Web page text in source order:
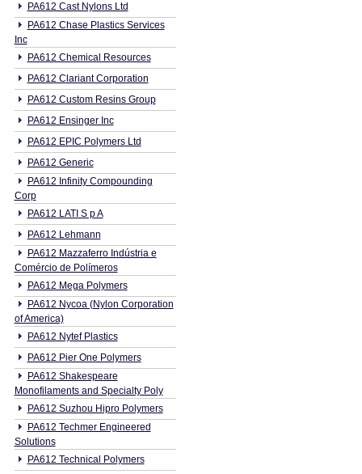
PA612 Cast Nylons Ltd
PA612 Chase Plastics Services
Inc
PA612 Chemical Resources
PA612 Clariant Corporation
PA612 Custom Resins Group
PA612 Ensinger Inc
PA612 EPIC Polymers Ltd
PA612 Generic
PA612 Infinity Compounding
Corp
PA612 LATI S p A
PA612 Lehmann
PA612 Mazzaferro Indústria e
Comércio de Polímeros
PA612 Mega Polymers
PA612 Nycoa (Nylon Corporation
of America)
PA612 Nytef Plastics
PA612 Pier One Polymers
PA612 Shakespeare
Monofilaments and Specialty Poly
PA612 Suzhou Hipro Polymers
PA612 Techmer Engineered
Solutions
PA612 Technical Polymers